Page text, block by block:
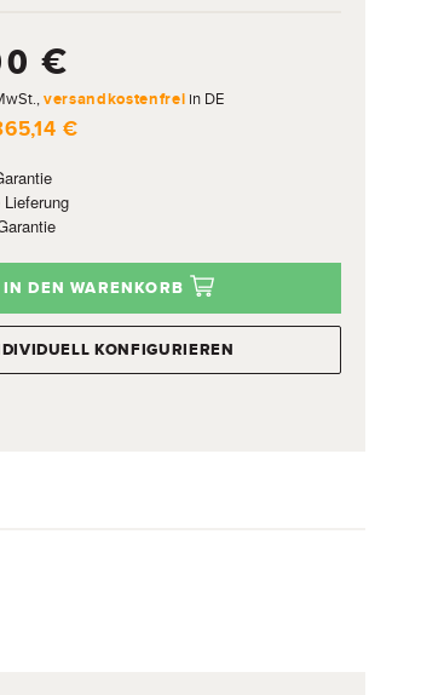
€
versandkostenfrei in DE
€
IN DEN WARENKORB
KONFIGURIEREN